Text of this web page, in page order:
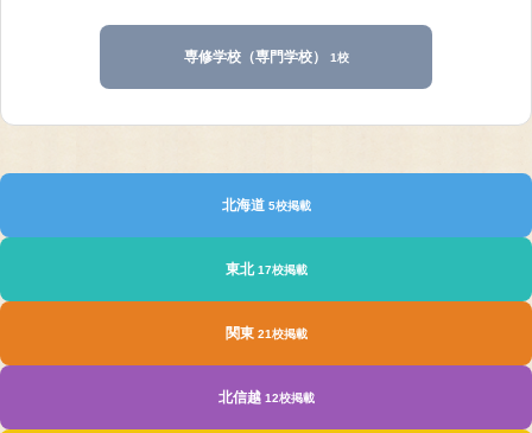
専修学校（専門学校） 1校
北海道 5校掲載
東北17校掲載
関東 21校掲載
北信越 12校掲載